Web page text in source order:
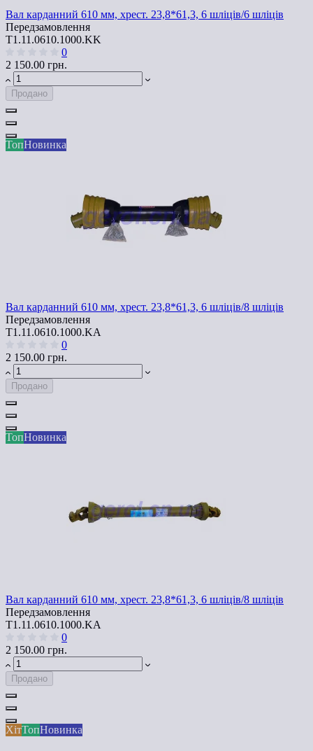
Вал карданний 610 мм, хрест. 23,8*61,3, 6 шліців/6 шліців
Передзамовлення
T1.11.0610.1000.KK
0
2 150.00 грн.
Продано
ТопНовинка
Вал карданний 610 мм, хрест. 23,8*61,3, 6 шліців/8 шліців
Передзамовлення
T1.11.0610.1000.KA
0
2 150.00 грн.
Продано
ТопНовинка
Вал карданний 610 мм, хрест. 23,8*61,3, 6 шліців/8 шліців
Передзамовлення
T1.11.0610.1000.KA
0
2 150.00 грн.
Продано
ХітТопНовинка